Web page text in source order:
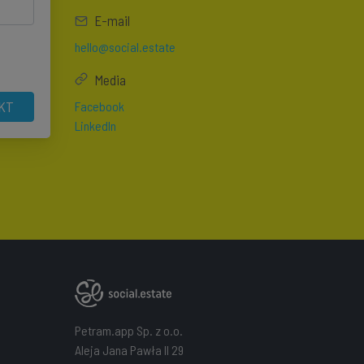
E-mail
hello@social.estate
Media
Facebook
LinkedIn
Petram.app Sp. z o.o.
Aleja Jana Pawła II 29